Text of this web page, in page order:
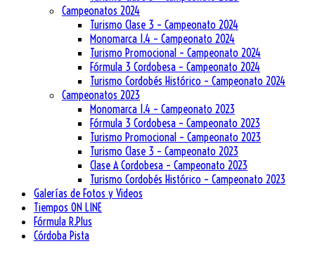
Campeonatos 2024
Turismo Clase 3 – Campeonato 2024
Monomarca 1.4 – Campeonato 2024
Turismo Promocional – Campeonato 2024
Fórmula 3 Cordobesa – Campeonato 2024
Turismo Cordobés Histórico – Campeonato 2024
Campeonatos 2023
Monomarca 1.4 – Campeonato 2023
Fórmula 3 Cordobesa – Campeonato 2023
Turismo Promocional – Campeonato 2023
Turismo Clase 3 – Campeonato 2023
Clase A Cordobesa – Campeonato 2023
Turismo Cordobés Histórico – Campeonato 2023
Galerías de Fotos y Videos
Tiempos ON LINE
Fórmula R.Plus
Córdoba Pista